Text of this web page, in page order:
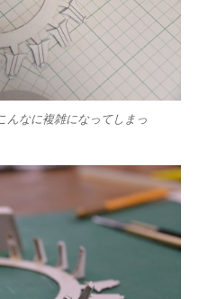
んなに複雑になってしまっ